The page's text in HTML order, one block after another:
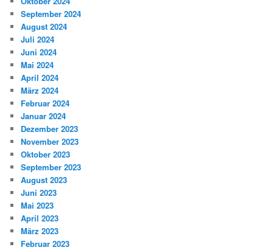
September 2024
August 2024
Juli 2024
Juni 2024
Mai 2024
April 2024
März 2024
Februar 2024
Januar 2024
Dezember 2023
November 2023
Oktober 2023
September 2023
August 2023
Juni 2023
Mai 2023
April 2023
März 2023
Februar 2023